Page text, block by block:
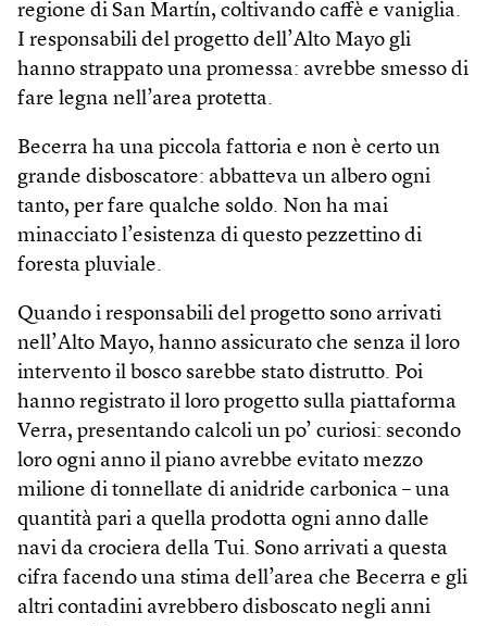
regione di San Martín, coltivando caffè e vaniglia.
I responsabili del progetto dell’Alto Mayo gli
hanno strappato una promessa: avrebbe smesso di
fare legna nell’area protetta.
Becerra ha una piccola fattoria e non è certo un
grande disboscatore: abbatteva un albero ogni
tanto, per fare qualche soldo. Non ha mai
minacciato l’esistenza di questo pezzettino di
foresta pluviale.
Quando i responsabili del progetto sono arrivati
nell’Alto Mayo, hanno assicurato che senza il loro
intervento il bosco sarebbe stato distrutto. Poi
hanno registrato il loro progetto sulla piattaforma
Verra, presentando calcoli un po’ curiosi: secondo
loro ogni anno il piano avrebbe evitato mezzo
milione di tonnellate di anidride carbonica – una
quantità pari a quella prodotta ogni anno dalle
navi da crociera della Tui. Sono arrivati a questa
cifra facendo una stima dell’area che Becerra e gli
altri contadini avrebbero disboscato negli anni